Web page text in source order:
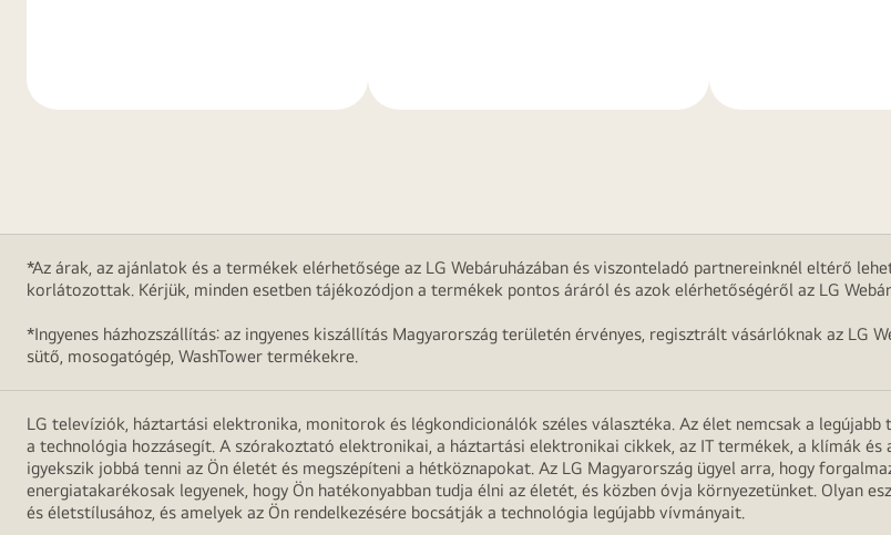
*Az árak, az ajánlatok és a termékek elérhetősége az LG Webáruházában és viszonteladó partnereinknél eltérő
korlátozottak. Kérjük, minden esetben tájékozódjon a termékek pontos áráról és azok elérhetőségéről az LG
*Ingyenes házhozszállítás: az ingyenes kiszállítás Magyarország területén érvényes, regisztrált vásárlóknak az LG
sütő, mosogatógép, WashTower termékekre.
LG televíziók, háztartási elektronika, monitorok és légkondicionálók széles választéka. Az élet nemcsak a
a technológia hozzásegít. A szórakoztató elektronikai, a háztartási elektronikai cikkek, az IT termékek, a klímák
igyekszik jobbá tenni az Ön életét és megszépíteni a hétköznapokat. Az LG Magyarország ügyel arra, hogy
energiatakarékosak legyenek, hogy Ön hatékonyabban tudja élni az életét, és közben óvja környezetünket. Olyan
és életstílusához, és amelyek az Ön rendelkezésére bocsátják a technológia legújabb vívmányait.